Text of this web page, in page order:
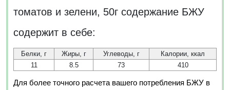
томатов и зелени, 50г содержание БЖУ
содержит в себе:
Белки, г Жиры, г Углеводы, г
Калории, ккал
11
8.5 73 410
Для более точного расчета вашего потребления БЖУ в